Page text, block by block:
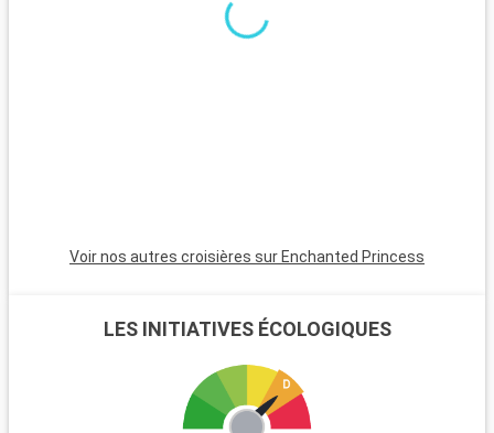
le Pirée, séduit par ses plages tranquilles, son temple d'Aphaïa
et ses marchés traditionnels.
Voir nos autres croisières sur Enchanted Princess
LES INITIATIVES ÉCOLOGIQUES